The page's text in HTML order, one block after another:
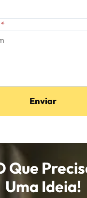
*
Enviar
Que
Uma Ideia!